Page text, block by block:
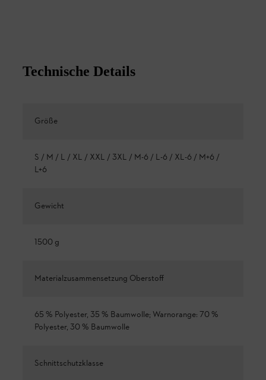
Technische Details
Größe
S / M / L / XL / XXL / 3XL / M-6 / L-6 / XL-6 / M+6 /
L+6
Gewicht
1500 g
Materialzusammensetzung Oberstoff
65 % Polyester, 35 % Baumwolle; Warnorange: 70 %
Polyester, 30 % Baumwolle
Schnittschutzklasse